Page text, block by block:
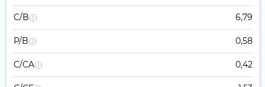
C/B 6,79
P/B 0,58
C/CA 0,42